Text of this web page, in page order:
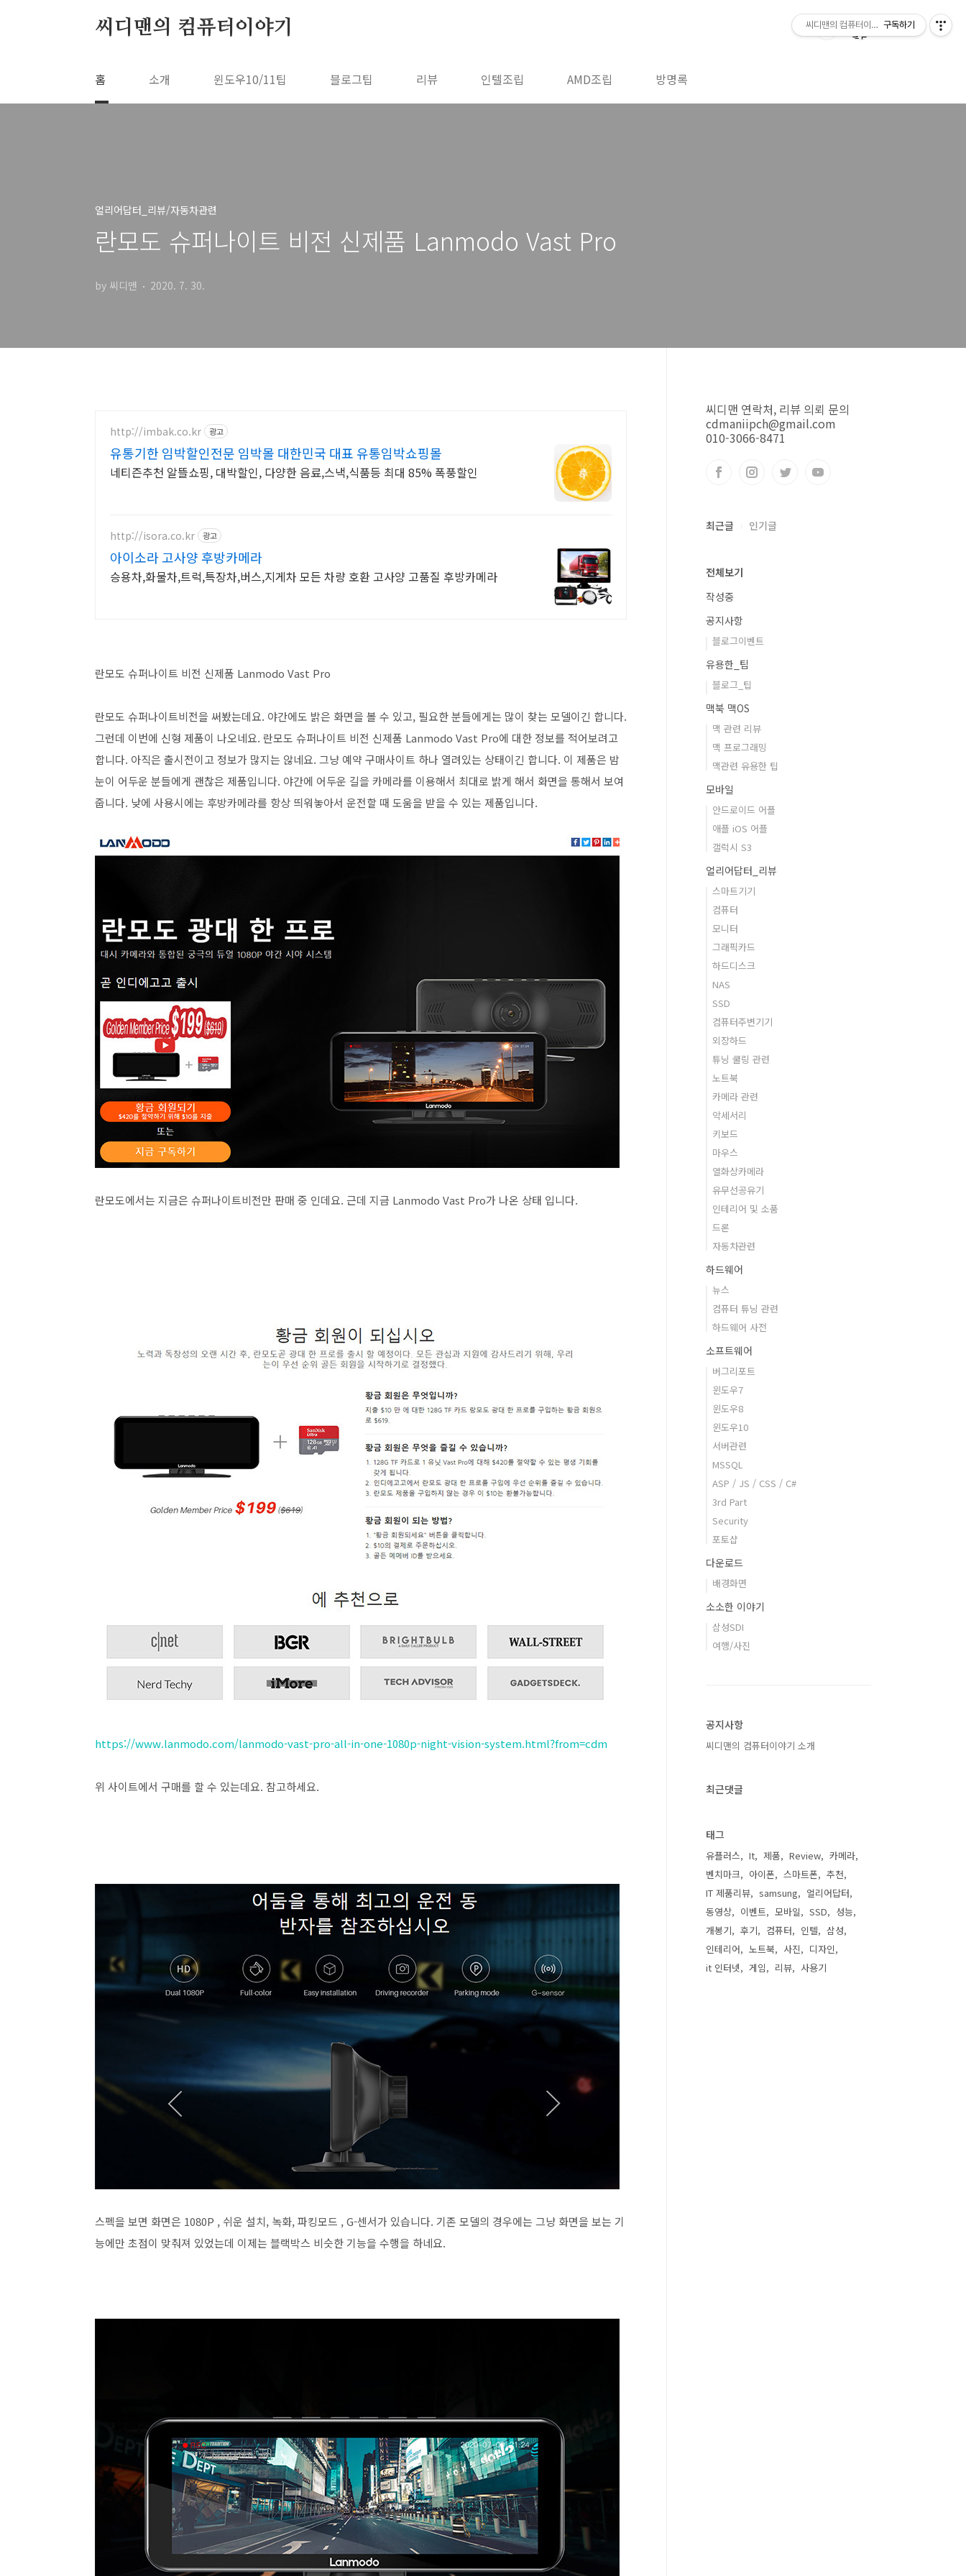
씨디맨의 컴퓨터이야기
홈 소개 윈도우10/11팁 블로그팁 리뷰 인텔조립 AMD조립 방명록
얼리어답터_리뷰/자동차관련
란모도 슈퍼나이트 비전 신제품 Lanmodo Vast Pro
by 씨디맨 2020. 7. 30.
http://imbak.co.kr 광고
유통기한 임박할인전문 임박몰 대한민국 대표 유통임박쇼핑몰
네티즌추천 알뜰쇼핑, 대박할인, 다양한 음료,스낵,식품등 최대 85% 폭풍할인
http://isora.co.kr 광고
아이소라 고사양 후방카메라
승용차,화물차,트럭,특장차,버스,지게차 모든 차량 호환 고사양 고품질 후방카메라
란모도 슈퍼나이트 비전 신제품 Lanmodo Vast Pro
란모도 슈퍼나이트비전을 써봤는데요. 야간에도 밝은 화면을 볼 수 있고, 필요한 분들에게는 많이 찾는 모델이긴 합니다.
그런데 이번에 신형 제품이 나오네요. 란모도 슈퍼나이트 비전 신제품 Lanmodo Vast Pro에 대한 정보를 적어보려고
합니다. 아직은 출시전이고 정보가 많지는 않네요. 그냥 예약 구매사이트 하나 열려있는 상태이긴 합니다. 이 제품은 밤
눈이 어두운 분들에게 괜찮은 제품입니다. 야간에 어두운 길을 카메라를 이용해서 최대로 밝게 해서 화면을 통해서 보여
줍니다. 낮에 사용시에는 후방카메라를 항상 띄워놓아서 운전할 때 도움을 받을 수 있는 제품입니다.
란모도에서는 지금은 슈퍼나이트비전만 판매 중 인데요. 근데 지금 Lanmodo Vast Pro가 나온 상태 입니다.
https://www.lanmodo.com/lanmodo-vast-pro-all-in-one-1080p-night-vision-system.html?from=cdm
위 사이트에서 구매를 할 수 있는데요. 참고하세요.
스펙을 보면 화면은 1080P , 쉬운 설치, 녹화, 파킹모드 , G-센서가 있습니다. 기존 모델의 경우에는 그냥 화면을 보는 기
능에만 초점이 맞춰져 있었는데 이제는 블랙박스 비슷한 기능을 수행을 하네요.
씨디맨 연락처, 리뷰 의뢰 문의
cdmaniipch@gmail.com
010-3066-8471
최근글 인기글
전체보기
작성중
공지사항
블로그이벤트
유용한_팁
블로그_팁
맥북 맥OS
맥 관련 리뷰
맥 프로그래밍
맥관련 유용한 팁
모바일
안드로이드 어플
애플 iOS 어플
갤럭시 S3
얼리어답터_리뷰
스마트기기
컴퓨터
모니터
그래픽카드
하드디스크
NAS
SSD
컴퓨터주변기기
외장하드
튜닝 쿨링 관련
노트북
카메라 관련
악세서리
키보드
마우스
열화상카메라
유무선공유기
인테리어 및 소품
드론
자동차관련
하드웨어
뉴스
컴퓨터 튜닝 관련
하드웨어 사전
소프트웨어
버그리포트
윈도우7
윈도우8
윈도우10
서버관련
MSSQL
ASP / JS / CSS / C#
3rd Part
Security
포토샵
다운로드
배경화면
소소한 이야기
삼성SDI
여행/사진
공지사항
씨디맨의 컴퓨터이야기 소개
최근댓글
태그
유플러스 It 제품 Review
카메라
벤치마크
아이폰 스마트폰
추천
IT 제품리뷰
samsung
얼리어답터
동영상
이벤트 모바일 SSD
성능
개봉기
후기 컴퓨터 인텔
삼성
인테리어
노트북 사진
디자인
it 인터넷
게임 리뷰 사용기
씨디맨의 컴퓨터이야기구독하기